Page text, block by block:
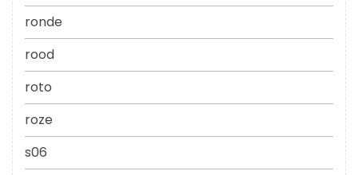
ronde
rood
roto
roze
s06